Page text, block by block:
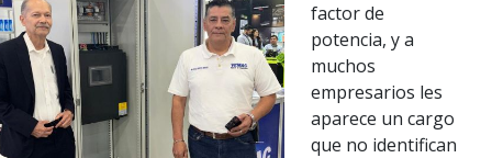
factor de
potencia, y a
muchos
empresarios les
aparece un cargo
que no identifican